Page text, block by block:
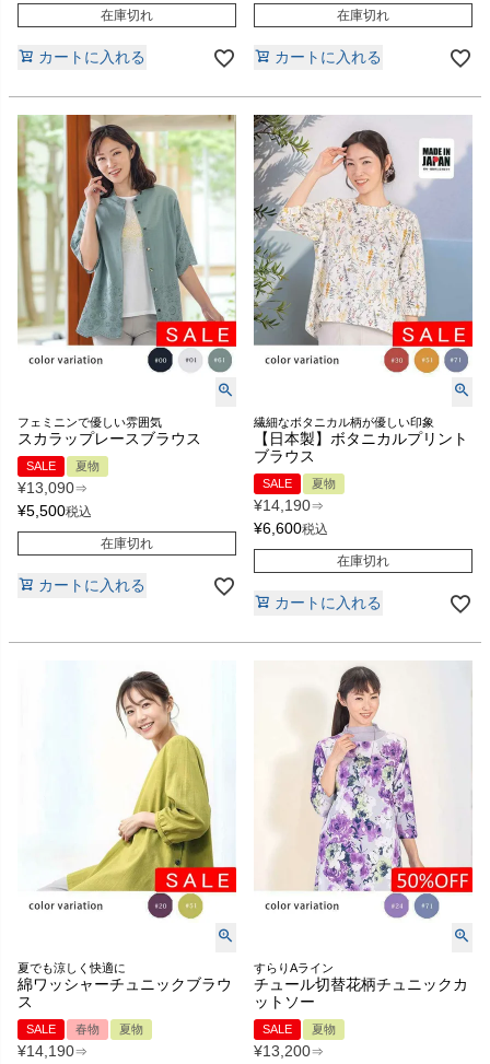
在庫切れ
カートに入れる
在庫切れ
カートに入れる
フェミニンで優しい雰囲気
スカラップレースブラウス
SALE 夏物
¥13,090⇒
¥5,500税込
在庫切れ
カートに入れる
繊細なボタニカル柄が優しい印象
【日本製】ボタニカルプリント
ブラウス
SALE 夏物
¥14,190⇒
¥6,600税込
在庫切れ
カートに入れる
夏でも涼しく快適に
綿ワッシャーチュニックブラウ
ス
SALE 春物 夏物
¥14,190⇒
すらりAライン
チュール切替花柄チュニックカ
ットソー
SALE 夏物
¥13,200⇒